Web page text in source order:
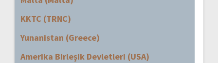
KKTC (TRNC)
Yunanistan (Greece)
Amerika Birleşik Devletleri (USA)